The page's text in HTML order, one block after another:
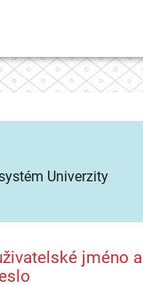
Univerzity
jméno a